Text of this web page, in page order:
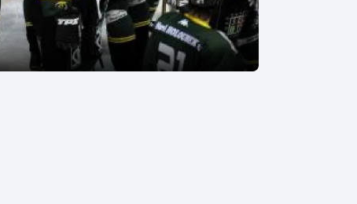
Plážový volejbal